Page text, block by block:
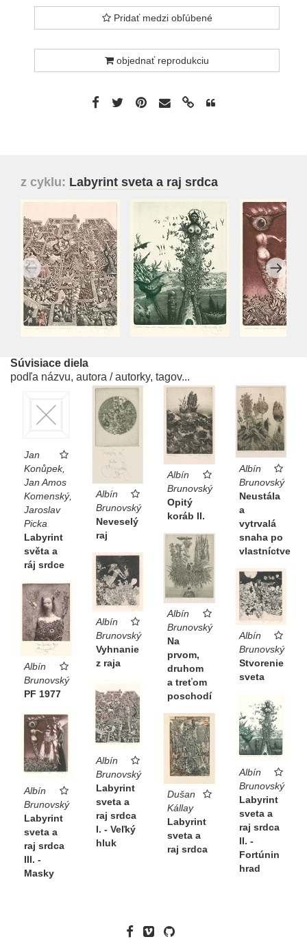
Pridať medzi obľúbené
objednať reprodukciu
z cyklu: Labyrint sveta a raj srdca
Súvisiace diela
podľa názvu, autora / autorky, tagov...
Jan
Konůpek,
Jan Amos
Komenský,
Jaroslav
Picka
Labyrint
světa a
ráj srdce
Albín
Brunovský
Neveselý
raj
Albín
Brunovský
Opitý
koráb II.
Albín
Brunovský
Neustála
a
vytrvalá
snaha po
vlastníctve
Albín
Brunovský
Na
prvom,
druhom
a treťom
poschodí
Albín
Brunovský
Vyhnanie
z raja
Albín
Brunovský
Stvorenie
sveta
Albín
Brunovský
PF 1977
Albín
Brunovský
Labyrint
sveta a
raj srdca
I. - Veľký
hluk
Albín
Brunovský
Labyrint
sveta a
raj srdca
II. -
Fortúnin
hrad
Albín
Brunovský
Labyrint
sveta a
raj srdca
III. -
Masky
Dušan
Kállay
Labyrint
sveta a
raj srdca